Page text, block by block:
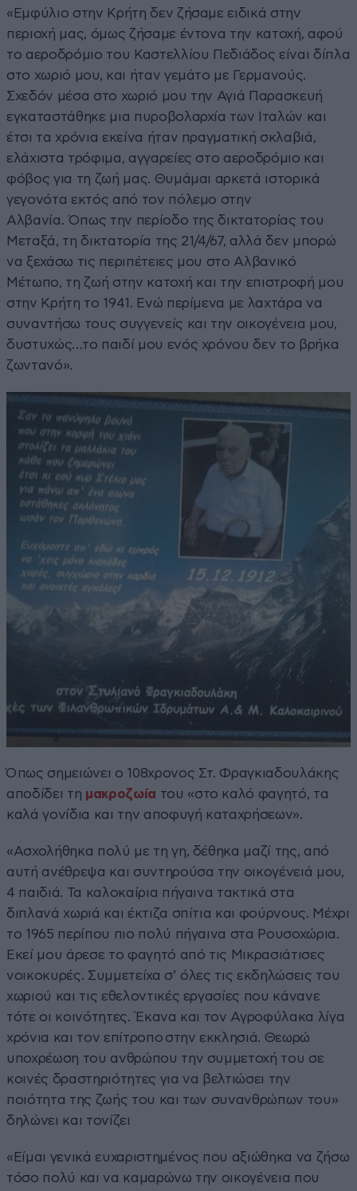
«Εμφύλιο στην Κρήτη δεν ζήσαμε ειδικά στην
περιοχή μας, όμως ζήσαμε έντονα την κατοχή, αφού
το αεροδρόμιο του Καστελλίου Πεδιάδος είναι δίπλα
στο χωριό μου, και ήταν γεμάτο με Γερμανούς.
Σχεδόν μέσα στο χωριό μου την Αγιά Παρασκευή
εγκαταστάθηκε μια πυροβολαρχία των Ιταλών και
έτσι τα χρόνια εκείνα ήταν πραγματική σκλαβιά,
ελάχιστα τρόφιμα, αγγαρείες στο αεροδρόμιο και
φόβος για τη ζωή μας. Θυμάμαι αρκετά ιστορικά
γεγονότα εκτός από τον πόλεμο στην
Αλβανία. Όπως την περίοδο της δικτατορίας του
Μεταξά, τη δικτατορία της 21/4/67, αλλά δεν μπορώ
να ξεχάσω τις περιπέτειες μου στο Αλβανικό
Μέτωπο, τη ζωή στην κατοχή και την επιστροφή μου
στην Κρήτη το 1941. Ενώ περίμενα με λαχτάρα να
συναντήσω τους συγγενείς και την οικογένεια μου,
δυστυχώς…το παιδί μου ενός χρόνου δεν το βρήκα
ζωντανό».
Όπως σημειώνει ο 108χρονος Στ. Φραγκιαδουλάκης
αποδίδει τη μακροζωία του «στο καλό φαγητό, τα
καλά γονίδια και την αποφυγή καταχρήσεων».
«Ασχολήθηκα πολύ με τη γη, δέθηκα μαζί της, από
αυτή ανέθρεψα και συντηρούσα την οικογένειά μου,
4 παιδιά. Τα καλοκαίρια πήγαινα τακτικά στα
διπλανά χωριά και έκτιζα σπίτια και φούρνους. Μέχρι
το 1965 περίπου πιο πολύ πήγαινα στα Ρουσοχώρια.
Εκεί μου άρεσε το φαγητό από τις Μικρασιάτισες
νοικοκυρές. Συμμετείχα σ’ όλες τις εκδηλώσεις του
χωριού και τις εθελοντικές εργασίες που κάνανε
τότε οι κοινότητες. Έκανα και τον Αγροφύλακα λίγα
χρόνια και τον επίτροπο στην εκκλησιά. Θεωρώ
υποχρέωση του ανθρώπου την συμμετοχή του σε
κοινές δραστηριότητες για να βελτιώσει την
ποιότητα της ζωής του και των συνανθρώπων του»
δηλώνει και τονίζει
«Είμαι γενικά ευχαριστημένος που αξιώθηκα να ζήσω
τόσο πολύ και να καμαρώνω την οικογένεια που